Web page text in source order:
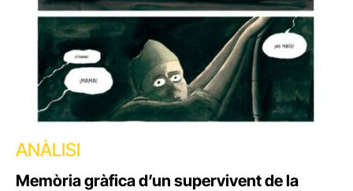
ANÀLISI
Memòria gràfica d’un supervivent de la